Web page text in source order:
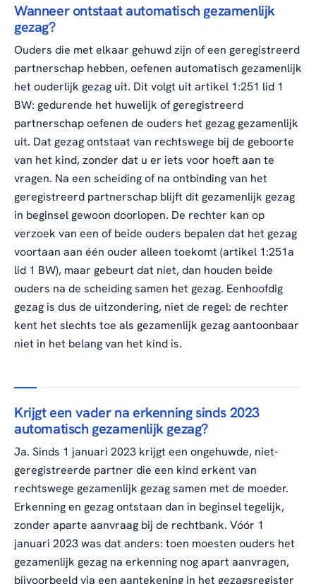
Wanneer ontstaat automatisch gezamenlijk
gezag?
Ouders die met elkaar gehuwd zijn of een geregistreerd
partnerschap hebben, oefenen automatisch gezamenlijk
het ouderlijk gezag uit. Dit volgt uit artikel 1:251 lid 1
BW: gedurende het huwelijk of geregistreerd
partnerschap oefenen de ouders het gezag gezamenlijk
uit. Dat gezag ontstaat van rechtswege bij de geboorte
van het kind, zonder dat u er iets voor hoeft aan te
vragen. Na een scheiding of na ontbinding van het
geregistreerd partnerschap blijft dit gezamenlijk gezag
in beginsel gewoon doorlopen. De rechter kan op
verzoek van een of beide ouders bepalen dat het gezag
voortaan aan één ouder alleen toekomt (artikel 1:251a
lid 1 BW), maar gebeurt dat niet, dan houden beide
ouders na de scheiding samen het gezag. Eenhoofdig
gezag is dus de uitzondering, niet de regel: de rechter
kent het slechts toe als gezamenlijk gezag aantoonbaar
niet in het belang van het kind is.
Krijgt een vader na erkenning sinds 2023
automatisch gezamenlijk gezag?
Ja. Sinds 1 januari 2023 krijgt een ongehuwde, niet-
geregistreerde partner die een kind erkent van
rechtswege gezamenlijk gezag samen met de moeder.
Erkenning en gezag ontstaan dan in beginsel tegelijk,
zonder aparte aanvraag bij de rechtbank. Vóór 1
januari 2023 was dat anders: toen moesten ouders het
gezamenlijk gezag na erkenning nog apart aanvragen,
bijvoorbeeld via een aantekening in het gezagsregister